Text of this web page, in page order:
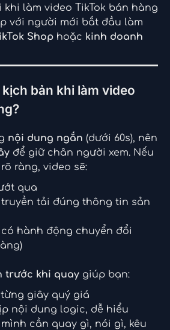
làm video TikTok bán hàng
với người mới bắt đầu làm
Shop hoặc kinh doanh
bản khi làm video
nội dung ngắn (dưới 60s), nên
để giữ chân người xem. Nếu
ràng, video sẽ:
qua
truyền tải đúng thông tin sản
có hành động chuyển đổi
trước khi quay giúp bạn:
giây quý giá
nội dung logic, dễ hiểu
mình cần quay gì, nói gì, kêu